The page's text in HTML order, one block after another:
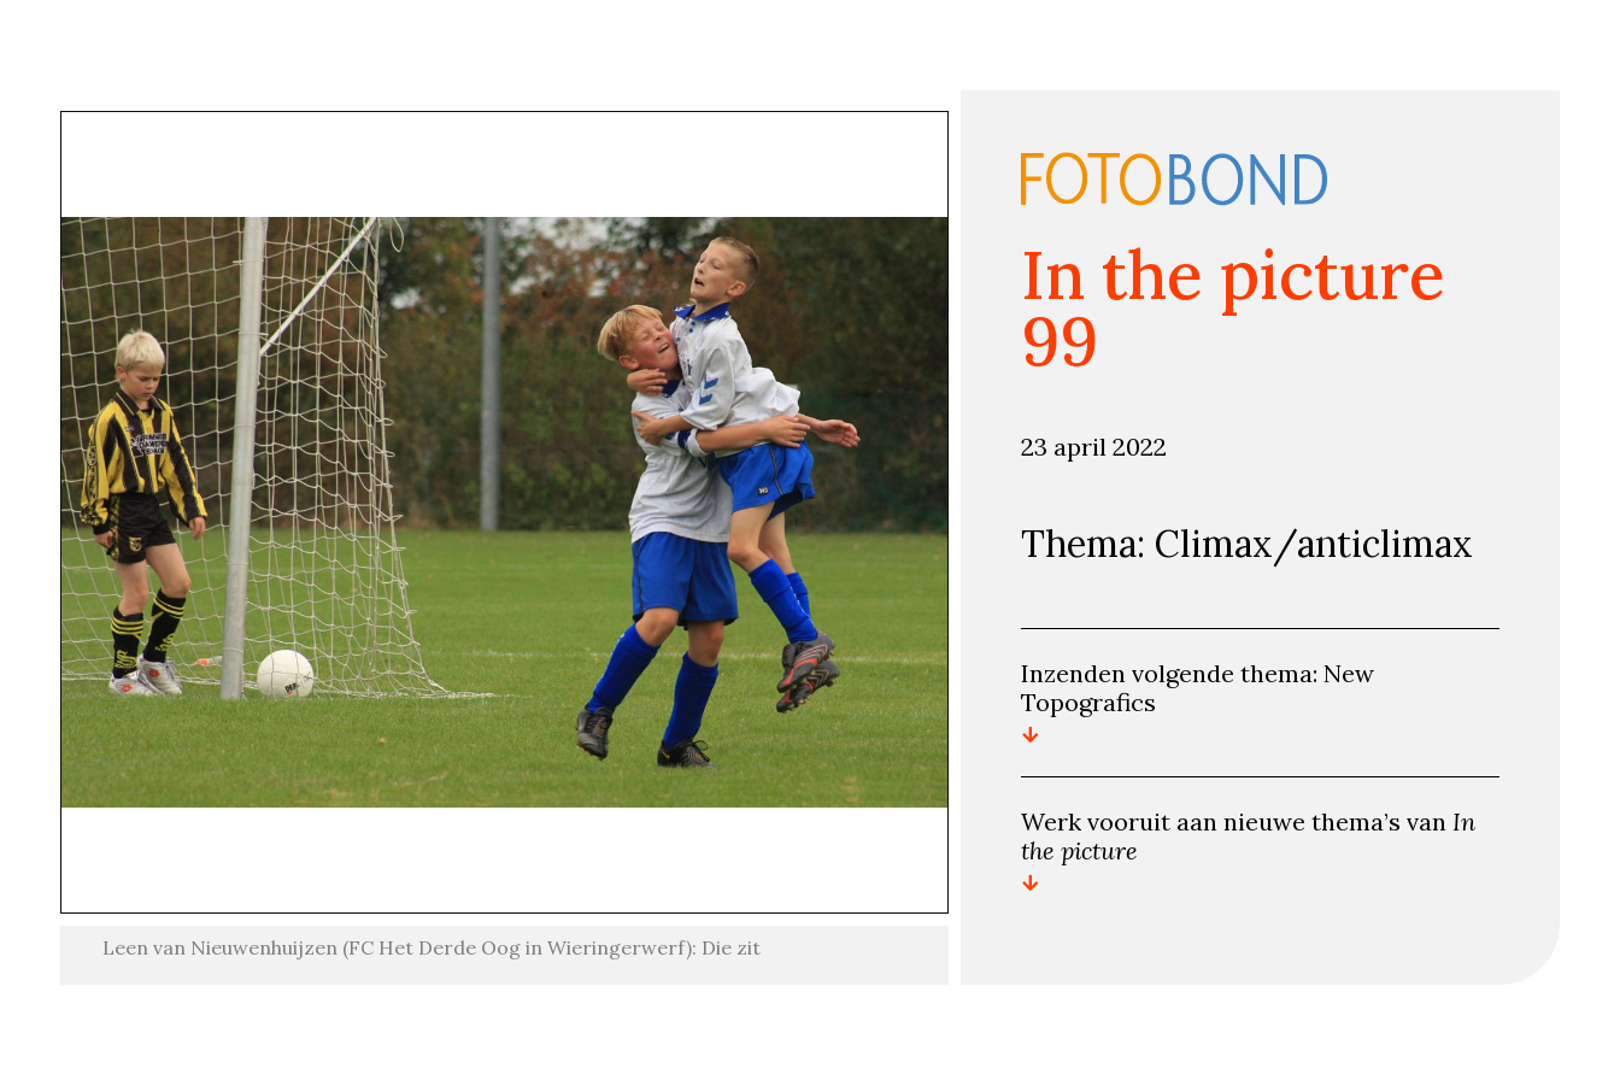
Leen van Nieuwenhuijzen (FC Het Derde Oog in Wieringerwerf): Die zit
In the picture
99
23 april 2022
Thema: Climax/anticlimax
Inzenden volgende thema: New
Topografics
Werk vooruit aan nieuwe thema’s van In
the picture